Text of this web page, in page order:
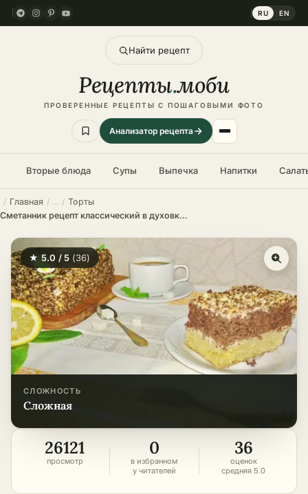
RU EN
Найти рецепт
Рецепты.моби
ПРОВЕРЕННЫЕ РЕЦЕПТЫ С ПОШАГОВЫМИ ФОТО
Анализатор рецепта
Вторые блюда Супы Выпечка Напитки
Главная
Торты
Сметанник рецепт классический в духовке – пошаговый рецепт в домашних условиях
★ 5.0 / 5 (36)
СЛОЖНОСТЬ
сложная
26121
просмотр
0
в избранном
у читателей
36
оценок
средняя 5.0